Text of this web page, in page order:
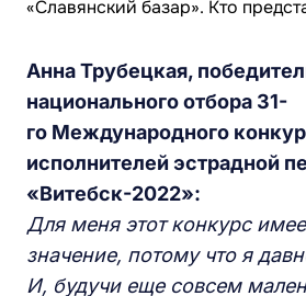
АннаТрубецкая,
национального отбора 31-
го Международного
исполнителей эстрадной
«Витебск-2022»:
Для меня этот конкурс
значение, потому что я
И, будучи еще совсем